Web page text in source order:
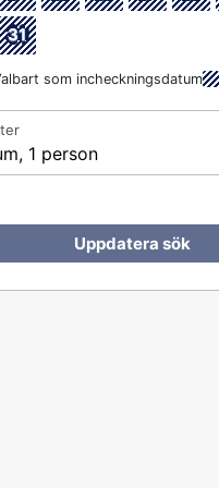
31
som incheckningsdatum
1 person
Uppdatera sök